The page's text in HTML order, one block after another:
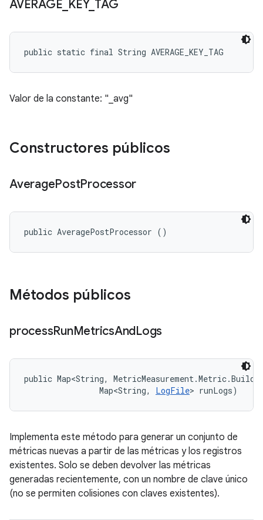
AVERAGE KEY_ TAG
public static final String AVERAGE_KEY_TAG
Valor de la constante: "_avg"
Constructores públicos
AveragePostProcessor
public AveragePostProcessor ()
Métodos públicos
processRunMetricsAndLogs
public Map<String,
                Map<String,
LogFile> runLogs)
Implementa este método para generar un conjunto de
métricas nuevas a partir de las métricas y los registros
existentes. Solo se deben devolver las métricas
generadas recientemente, con un nombre de clave único
(no se permiten colisiones con claves existentes).